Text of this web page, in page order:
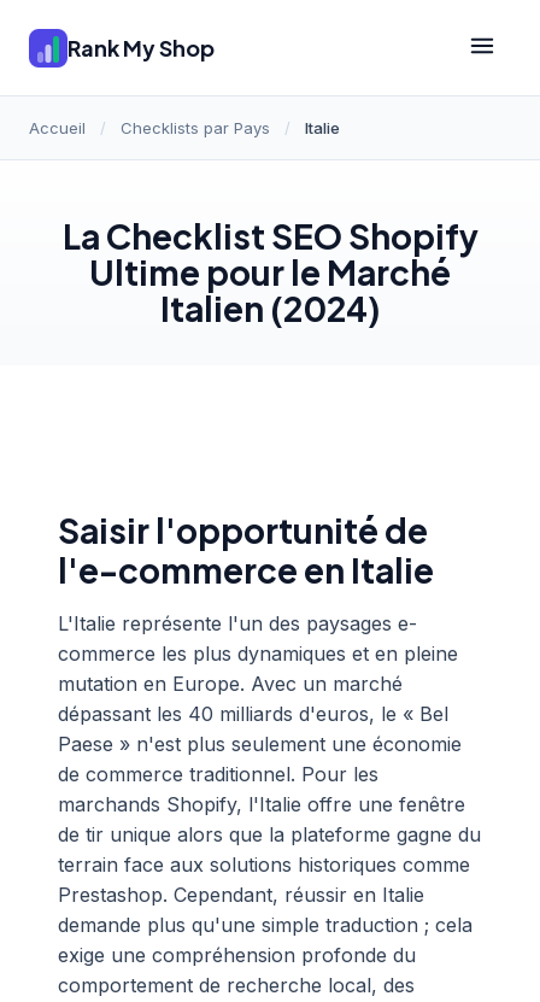
Rank My Shop
Accueil / Checklists par Pays / Italie
La Checklist SEO Shopify
Ultime pour le Marché
Italien (2024)
Saisir l'opportunité de
l'e-commerce en Italie
L'Italie représente l'un des paysages e-
commerce les plus dynamiques et en pleine
mutation en Europe. Avec un marché
dépassant les 40 milliards d'euros, le « Bel
Paese » n'est plus seulement une économie
de commerce traditionnel. Pour les
marchands Shopify, l'Italie offre une fenêtre
de tir unique alors que la plateforme gagne du
terrain face aux solutions historiques comme
Prestashop. Cependant, réussir en Italie
demande plus qu'une simple traduction ; cela
exige une compréhension profonde du
comportement de recherche local, des